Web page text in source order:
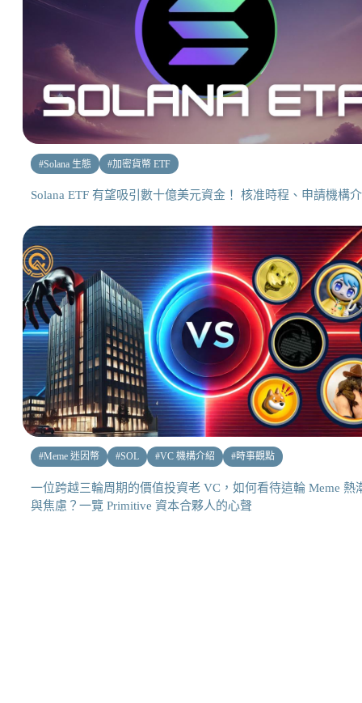
#Solana 生態 #加密貨幣 ETF
Solana ETF 有望吸引數十億美元資金！ 核准時程、申請機構
#Meme 迷因幣 #SOL #VC 機構介紹 #時事觀點
一位跨越三輪周期的價值投資老 VC，如何看待這輪 Meme 熱
與焦慮？一覽 Primitive 資本合夥人的心聲